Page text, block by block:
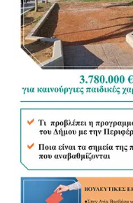
Για τις γάτες που
άφησαν μεγάλες
σε ασφαλές σημείο
από τον Δήμο και τις